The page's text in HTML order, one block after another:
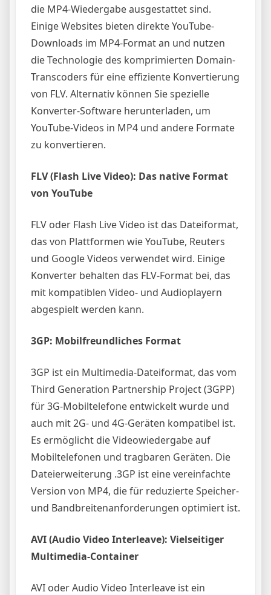
die MP4-Wiedergabe ausgestattet sind.
Einige Websites bieten direkte YouTube-
Downloads im MP4-Format an und nutzen
die Technologie des komprimierten Domain-
Transcoders für eine effiziente Konvertierung
von FLV. Alternativ können Sie spezielle
Konverter-Software herunterladen, um
YouTube-Videos in MP4 und andere Formate
zu konvertieren.
FLV (Flash Live Video): Das native Format
von YouTube
FLV oder Flash Live Video ist das Dateiformat,
das von Plattformen wie YouTube, Reuters
und Google Videos verwendet wird. Einige
Konverter behalten das FLV-Format bei, das
mit kompatiblen Video- und Audioplayern
abgespielt werden kann.
3GP: Mobilfreundliches Format
3GP ist ein Multimedia-Dateiformat, das vom
Third Generation Partnership Project (3GPP)
für 3G-Mobiltelefone entwickelt wurde und
auch mit 2G- und 4G-Geräten kompatibel ist.
Es ermöglicht die Videowiedergabe auf
Mobiltelefonen und tragbaren Geräten. Die
Dateierweiterung .3GP ist eine vereinfachte
Version von MP4, die für reduzierte Speicher-
und Bandbreitenanforderungen optimiert ist.
AVI (Audio Video Interleave): Vielseitiger
Multimedia-Container
AVI oder Audio Video Interleave ist ein